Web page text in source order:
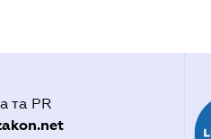
та PR